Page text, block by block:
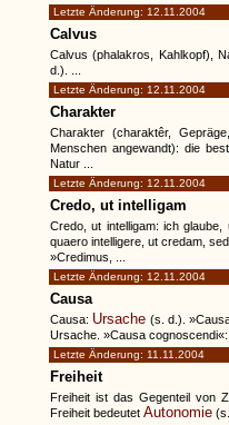
Letzte Änderung: 12.11.2004
Calvus
Calvus (phalakros, Kahlkopf),
d.). ...
Letzte Änderung: 12.11.2004
Charakter
Charakter (charaktêr,
Menschen angewandt): die
Natur ...
Letzte Änderung: 12.11.2004
Credo, ut intelligam
Credo, ut intelligam: ich
quaero intelligere, ut credam,
»Credimus, ...
Letzte Änderung: 12.11.2004
Causa
Causa: Ursache (s. d.).
Ursache. »Causa
Letzte Änderung: 11.11.2004
Freiheit
Freiheit ist das Gegenteil von
Freiheit bedeutet Autonomie